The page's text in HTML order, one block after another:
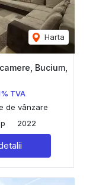
Harta
Bucium,
TVA
de vânzare
2022